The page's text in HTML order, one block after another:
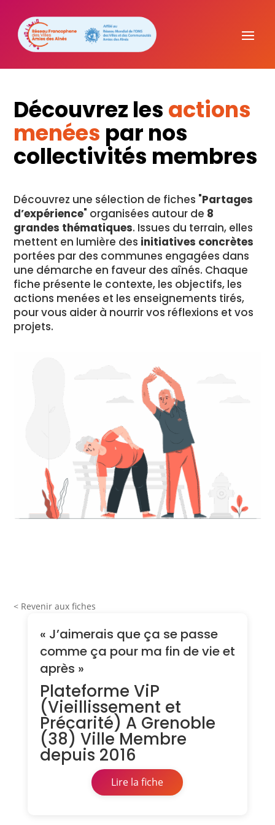
Découvrez les actions
menées par nos
collectivités membres
Découvrez une sélection de fiches "Partages
d’expérience" organisées autour de 8
grandes thématiques. Issues du terrain, elles
mettent en lumière des initiatives concrètes
portées par des communes engagées dans
une démarche en faveur des aînés. Chaque
fiche présente le contexte, les objectifs, les
actions menées et les enseignements tirés,
pour vous aider à nourrir vos réflexions et vos
projets.
< Revenir aux fiches
« J’aimerais que ça se passe
comme ça pour ma fin de vie et
après »
Plateforme ViP
(Vieillissement et
Précarité) A Grenoble
(38) Ville Membre
depuis 2016
Lire la fiche